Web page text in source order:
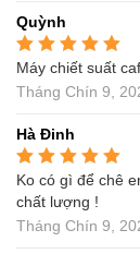
Quỳnh
Được xếp hạng5
sao
Máy chiết suất
Tháng Chín 9,
Hà Đinh
Được xếp hạng 5
sao
Ko có gì để chê
chất lượng !
Tháng Chín 9,